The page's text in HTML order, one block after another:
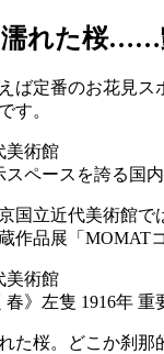
れた桜……
ば定番のお花見
す。
スペースを誇る国
国立近代美術館
作品展「MOMAT
春》左隻 1916年 重
た桜。どこか刹那